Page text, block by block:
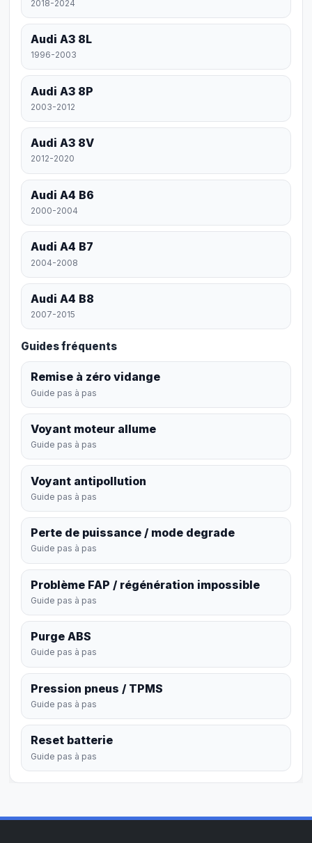
2018-2024
Audi A3 8L
1996-2003
Audi A3 8P
2003-2012
Audi A3 8V
2012-2020
Audi A4 B6
2000-2004
Audi A4 B7
2004-2008
Audi A4 B8
2007-2015
Guides fréquents
Remise à zéro vidange
Guide pas à pas
Voyant moteur allume
Guide pas à pas
Voyant antipollution
Guide pas à pas
Perte de puissance / mode degrade
Guide pas à pas
Problème FAP / régénération impossible
Guide pas à pas
Purge ABS
Guide pas à pas
Pression pneus / TPMS
Guide pas à pas
Reset batterie
Guide pas à pas